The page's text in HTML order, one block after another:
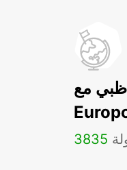
ظبي مع
3835